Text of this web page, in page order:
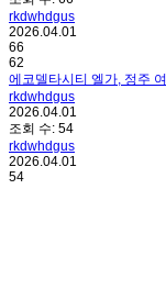
rkdwhdgus
2026.04.01
66
62
에코델타시티 엘가, 정주
rkdwhdgus
2026.04.01
조회 수: 54
rkdwhdgus
2026.04.01
54